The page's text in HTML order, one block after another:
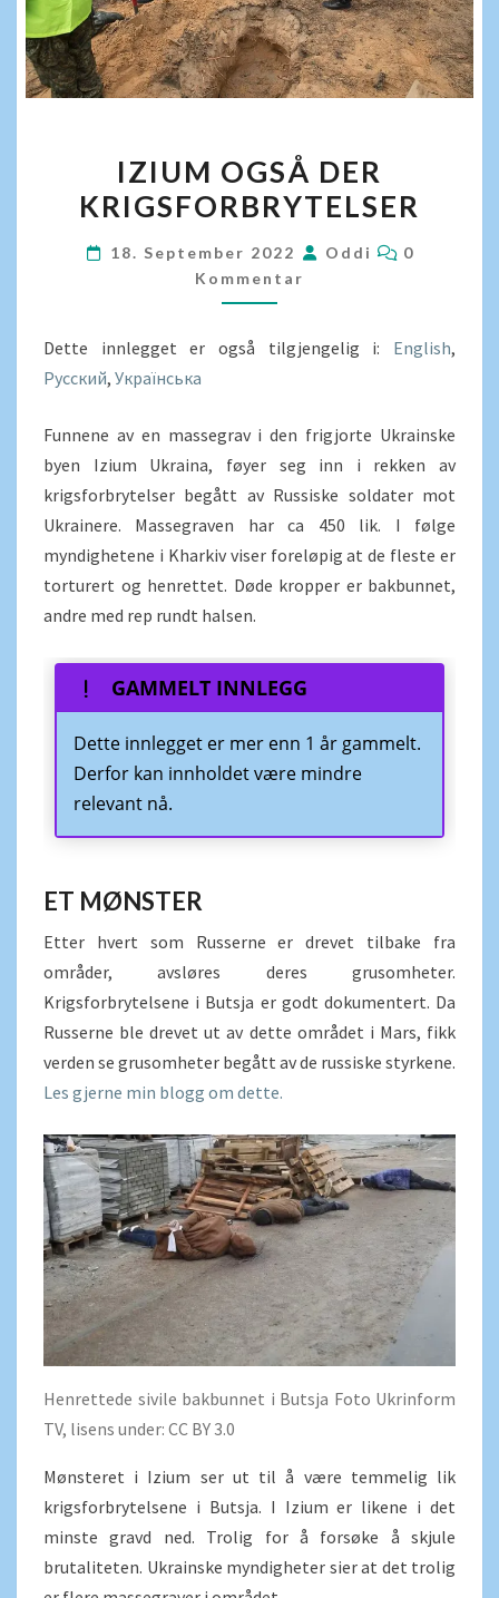
OGSÅ
DER
IZIUM OGSÅ DER
KRIGSFORBRYTELSER
18. September 2022 Oddi
0
Kommentar
Dette innlegget er også tilgjengelig i: English
Русский Українська
Funnene av en massegrav i den frigjorte Ukrainske
byen Izium Ukraina, føyer seg inn i rekken av
krigsforbrytelser begått av Russiske soldater mot
Ukrainere. Massegraven har ca 450 lik. I følge
myndighetene i Kharkiv viser foreløpig at de fleste er
torturert og henrettet. Døde kropper er bakbunnet,
andre med rep rundt halsen.
GAMMELT INNLEGG
Dette innlegget er mer enn 1 år gammelt.
Derfor kan innholdet være mindre
relevant nå.
ET MØNSTER
Etter hvert som Russerne er drevet tilbake fra
områder, avsløres deres grusomheter.
Krigsforbrytelsene i Butsja er godt dokumentert. Da
Russerne ble drevet ut av dette området i Mars, fikk
verden se grusomheter begått av de russiske styrkene.
Les gjerne min blogg om dette.
Henrettede sivile bakbunnet i Butsja Foto Ukrinform
TV, lisens under: CC BY 3.0
Mønsteret i Izium ser ut til å være temmelig lik
krigsforbrytelsene i Butsja. I Izium er likene i det
minste gravd ned. Trolig for å forsøke å skjule
brutaliteten. Ukrainske myndigheter sier at det trolig